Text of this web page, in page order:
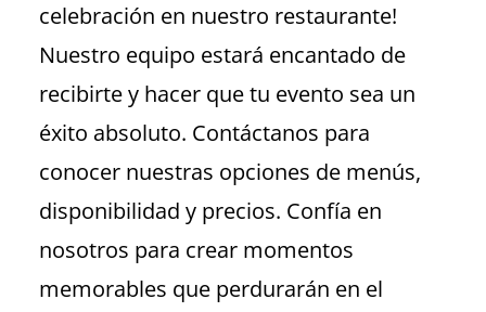
celebración en nuestro restaurante!
Nuestro equipo estará encantado de
recibirte y hacer que tu evento sea un
éxito absoluto. Contáctanos para
conocer nuestras opciones de menús,
disponibilidad y precios. Confía en
nosotros para crear momentos
memorables que perdurarán en el